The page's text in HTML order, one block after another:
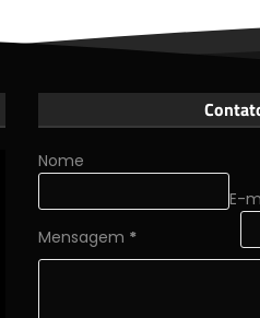
Nome
E-
Mensagem *